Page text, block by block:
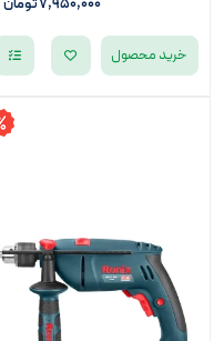
خرید محصول